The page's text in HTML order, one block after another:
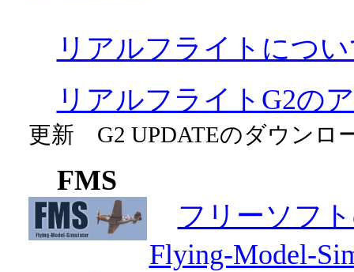
リアルフライトにつ
リアルフライトG2の
更新 G2 UPDATEのダウンロ
FMS
フリーソフ
Flying-Model-